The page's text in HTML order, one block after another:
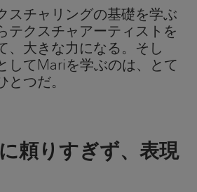
スチャリングの基礎を学ぶ
テクスチャアーティストを
、大きな力になる。そし
してMariを学ぶのは、とて
とつだ。
頼りすぎず、表現